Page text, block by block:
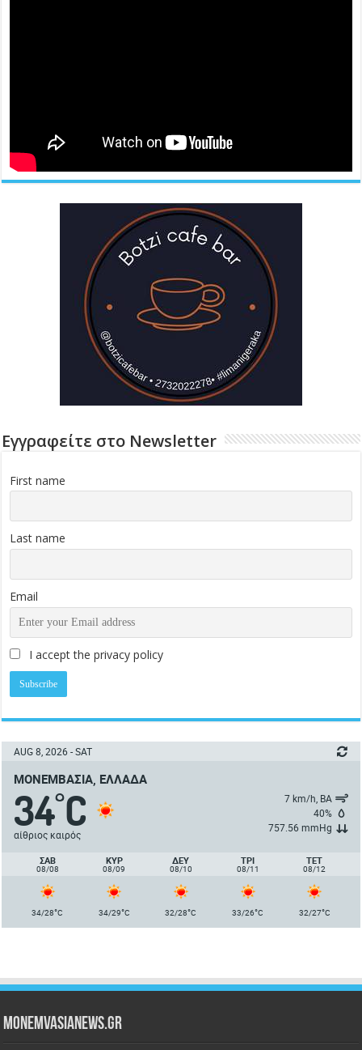
Εγγραφείτε στο Newsletter
First name
Last name
Email
I accept the privacy policy
AUG 8, 2026 - SAT
ΜΟΝΕΜΒΑΣΙΆ, ΕΛΛΆΔΑ
34°C
αίθριος καιρός
7 km/h, ΒΑ
40%
757.56 mmHg
ΣΑΒ
08/08
ΚΥΡ
08/09
ΔΕΥ
08/10
ΤΡΙ
08/11
ΤΕΤ
08/12
34/28°C 34/29°C 32/28°C 33/26°C 32/27°C
Monemvasianews.gr